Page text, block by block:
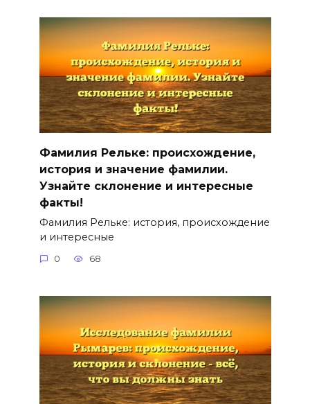
Фамилия Рельке: происхождение,
история и значение фамилии.
Узнайте склонение и интересные
факты!
Фамилия Рельке: история, происхождение
и интересные
0 68